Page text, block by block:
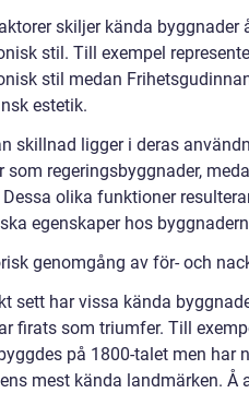
skiljer kända byggnader
stil. Till exempel
stil medan
estetik.
skillnad ligger i deras
som regeringsbyggnader,
Dessa olika funktioner
egenskaper hos
genomgång av för- och
sett har vissa kända
firats som triumfer. Till
på 1800-talet men har
mest kända landmärken.